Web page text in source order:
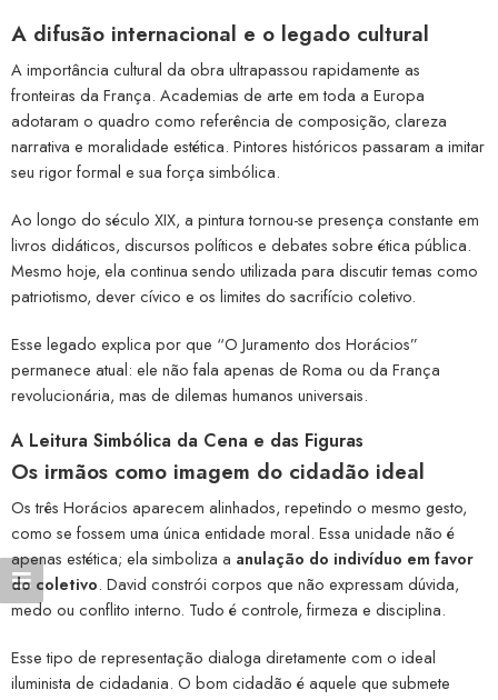
A difusão internacional e o legado cultural
A importância cultural da obra ultrapassou rapidamente as
fronteiras da França. Academias de arte em toda a Europa
adotaram o quadro como referência de composição, clareza
narrativa e moralidade estética. Pintores históricos passaram a imitar
seu rigor formal e sua força simbólica.
Ao longo do século XIX, a pintura tornou-se presença constante em
livros didáticos, discursos políticos e debates sobre ética pública.
Mesmo hoje, ela continua sendo utilizada para discutir temas como
patriotismo, dever cívico e os limites do sacrifício coletivo.
Esse legado explica por que “O Juramento dos Horácios”
permanece atual: ele não fala apenas de Roma ou da França
revolucionária, mas de dilemas humanos universais.
A Leitura Simbólica da Cena e das Figuras
Os irmãos como imagem do cidadão ideal
Os três Horácios aparecem alinhados, repetindo o mesmo gesto,
como se fossem uma única entidade moral. Essa unidade não é
apenas estética; ela simboliza a anulação do indivíduo em favor
do coletivo. David constrói corpos que não expressam dúvida,
medo ou conflito interno. Tudo é controle, firmeza e disciplina.
Esse tipo de representação dialoga diretamente com o ideal
iluminista de cidadania. O bom cidadão é aquele que submete